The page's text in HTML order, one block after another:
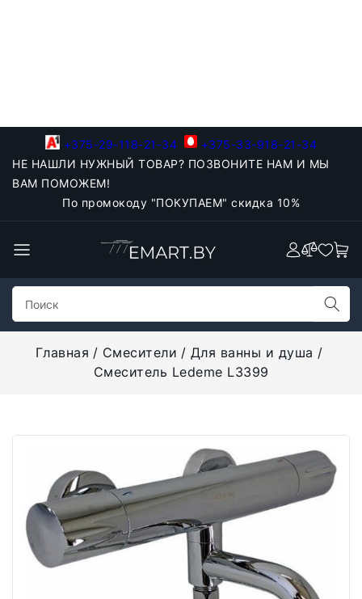
+375-29-118-21-34
+375-33-918-21-34
НЕ НАШЛИ НУЖНЫЙ ТОВАР? ПОЗВОНИТЕ НАМ И МЫ
ВАМ ПОМОЖЕМ!
По промокоду "ПОКУПАЕМ" скидка 10%
Главная Смесители
Для ванны и душа
Смеситель Ledeme L3399